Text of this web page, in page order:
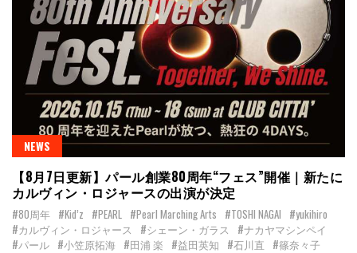
NEWS
【8月7日更新】パール創業80周年“フェス”開催｜新たに
カルヴィン・ロジャースの出演が決定
#80周年 #Kid’z #PEARL #Pearl Marching Arts #TOSHI NAGAI #yukihiro
#カルヴィン・ロジャース
#シェーン・ガラス
#ナカヤマシンペイ
#パール #小笠原拓海 #田浦 楽 #益田英知 #石川直 #篠奈々子